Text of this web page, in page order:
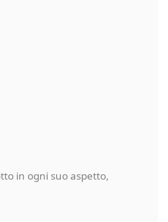
in ogni suo aspetto,